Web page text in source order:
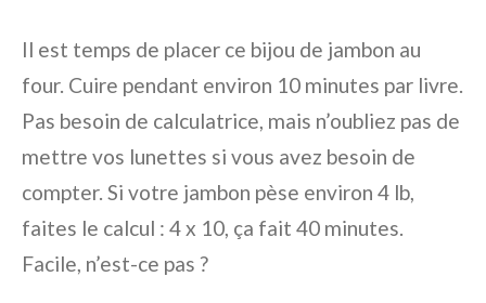
Il est temps de placer ce bijou de jambon au
four. Cuire pendant environ 10 minutes par livre.
Pas besoin de calculatrice, mais n’oubliez pas de
mettre vos lunettes si vous avez besoin de
compter. Si votre jambon pèse environ 4 lb,
faites le calcul : 4 x 10, ça fait 40 minutes.
Facile, n’est-ce pas ?